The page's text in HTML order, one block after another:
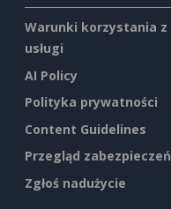
Warunki korzystania z
usługi
AI Policy
Polityka prywatności
Content Guidelines
Przegląd zabezpieczeń
Zgłoś nadużycie